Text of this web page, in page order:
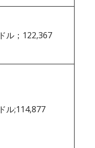
ドル；122,367
ドル;114,877